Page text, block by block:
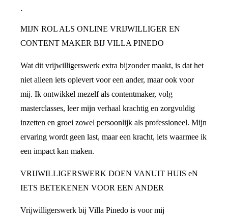
.
MIJN ROL ALS ONLINE VRIJWILLIGER EN
CONTENT MAKER BIJ VILLA PINEDO
Wat dit vrijwilligerswerk extra bijzonder maakt, is dat het
niet alleen iets oplevert voor een ander, maar ook voor
mij. Ik ontwikkel mezelf als contentmaker, volg
masterclasses, leer mijn verhaal krachtig en zorgvuldig
inzetten en groei zowel persoonlijk als professioneel. Mijn
ervaring wordt geen last, maar een kracht, iets waarmee ik
een impact kan maken.
VRIJWILLIGERSWERK DOEN VANUIT HUIS eN
IETS BETEKENEN VOOR EEN ANDER
Vrijwilligerswerk bij Villa Pinedo is voor mij